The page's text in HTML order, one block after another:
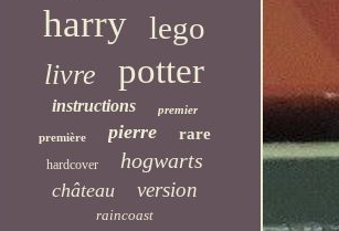
harry lego
livre potter
instructions premier
première pierre rare
hardcover hogwarts
château version
raincoast